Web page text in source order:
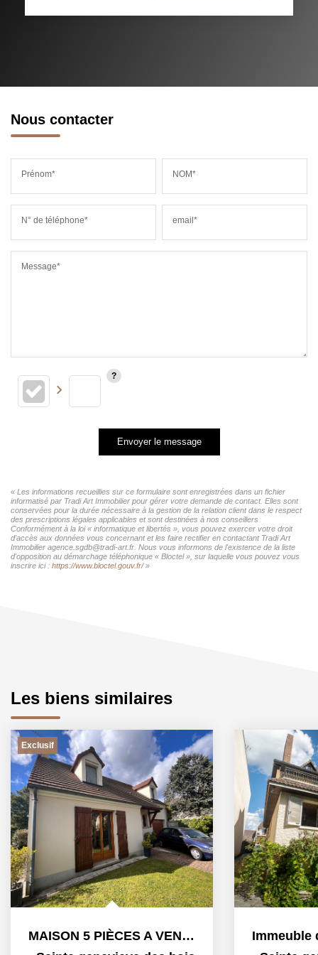
Nous contacter
Prénom* NOM*
N° de téléphone* email*
Message*
Envoyer le message
« Les informations recueillies sur ce formulaire sont enregistrées dans un fichier
informatisé par Tradi Art Immobilier pour gérer votre demande de contact. Elles sont
conservées pour la durée nécessaire à la gestion de la relation client dans le respect
des prescriptions légales applicables et sont destinées à nos conseillers
Conformément à la loi « informatique et libertés », vous pouvez exercer votre droit
d'accès aux données vous concernant et les faire rectifier en contactant Tradi Art
Immobilier agence.sgdb@tradi-art.fr. Nous vous informons de l'existence de la liste
d'opposition au démarchage téléphonique « Bloctel », sur laquelle vous pouvez vous
inscrire ici : https://www.bloctel.gouv.fr/»
Les biens similaires
Exclusif
MAISON 5 PIÈCES A VENDRE - SAINTE GENEVIÈVE DES BOIS